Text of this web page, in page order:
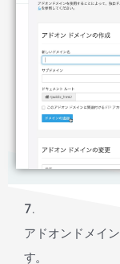
7.
アドオンドメイ
す。